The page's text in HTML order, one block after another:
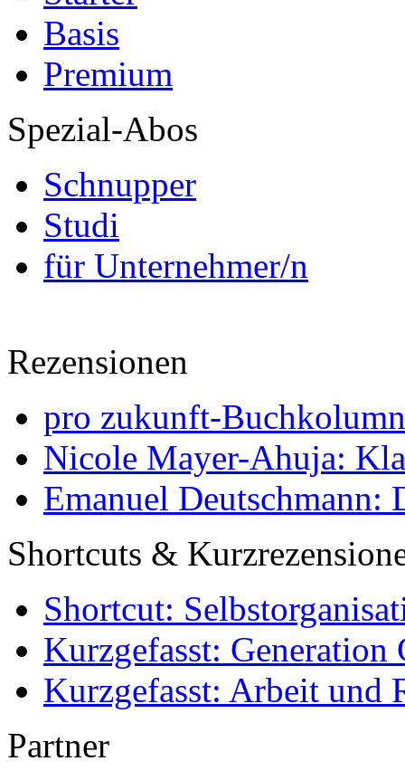
Basis
Premium
Spezial-Abos
Schnupper
Studi
für Unternehmer/n
Rezensionen
pro zukunft-
Nicole Mayer-Ahuja:
Emanuel Deutschmann:
Shortcuts &
Shortcut:
Kurzgefasst: Generation
Kurzgefasst: Arbeit und
Partner